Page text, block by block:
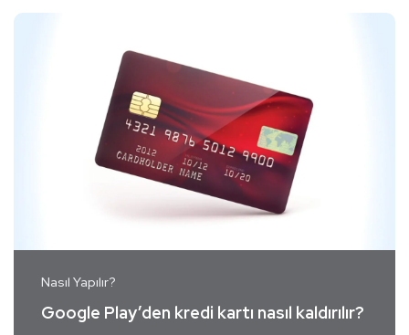
Nasıl Yapılır?
Google Play’den kredi kartı nasıl kaldırılır?